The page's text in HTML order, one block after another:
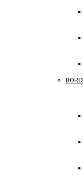
BORD